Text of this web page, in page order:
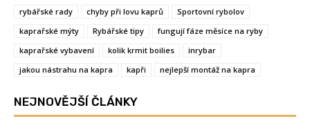
rybářské rady
chyby při lovu kaprů
Sportovní rybolov
kaprařské mýty
Rybářské tipy
fungují fáze měsíce na ryby
kaprařské vybavení
kolik krmit boilies
inrybar
jakou nástrahu na kapra
kapři nejlepší montáž na kapra
NEJNOVĚJŠÍ ČLÁNKY